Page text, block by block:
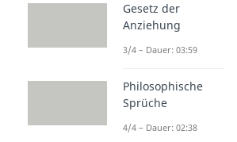
Gesetz der
Anziehung
3/4 – Dauer: 03:59
Philosophische
Sprüche
4/4 – Dauer: 02:38